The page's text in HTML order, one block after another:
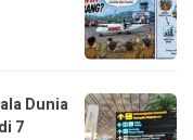
Dunia
7